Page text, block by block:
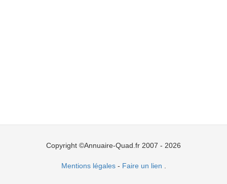
Copyright ©Annuaire-Quad.fr 2007 - 2026
Mentions légales- Faire un lien